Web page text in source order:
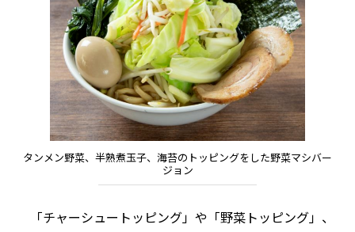
タンメン野菜、半熟煮玉子、海苔のトッピングをした野菜マシバー
ジョン
「チャーシュートッピング」や「野菜トッピング」、